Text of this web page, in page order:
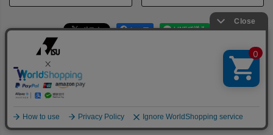
シェア
プライバシーポリシー